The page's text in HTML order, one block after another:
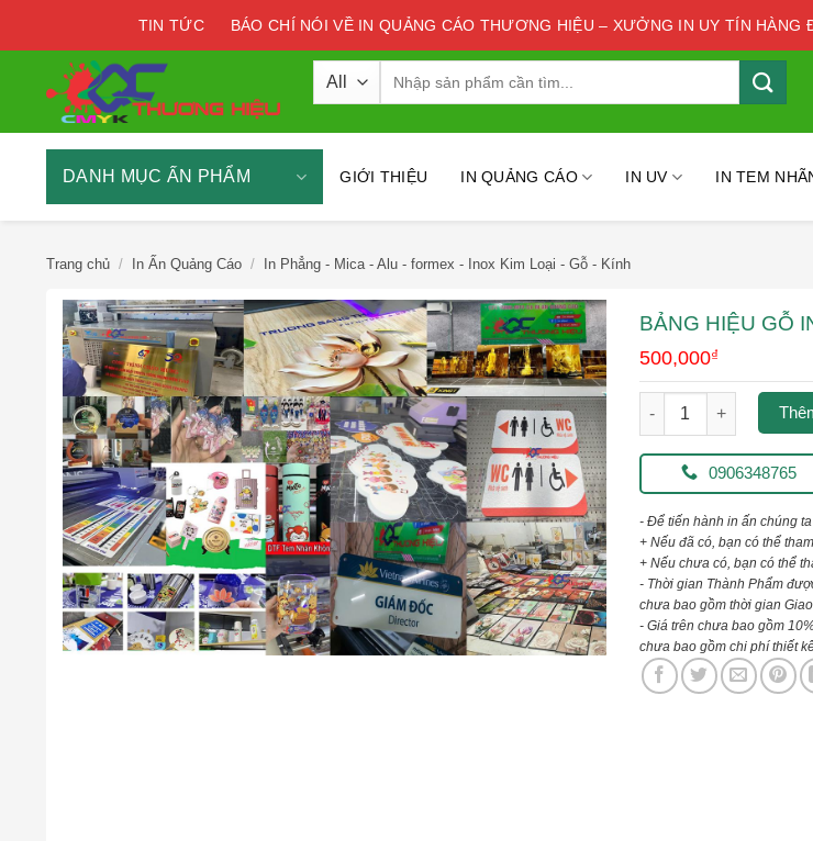
TIN TỨC BÁO CHÍ NÓI VỀ IN QUẢNG CÁO THƯƠNG HIỆU – XƯỞNG IN UY TÍN HÀNG
DANH MỤC ẤN PHẨM GIỚI THIỆU IN QUẢNG CÁO IN UV IN TEM
Trang chủ / In Ấn Quảng Cáo / In Phẳng - Mica - Alu - formex - Inox Kim Loại - Gỗ - Kính
BẢNG HIỆU GỖ
500,000₫
bảng hiệu gỗ in uv số
0906348765
- Để tiến hành in ấn chúng
+ Nếu đã có, bạn có thể
+ Nếu chưa có, bạn có thể
- Thời gian Thành Phẩm
chưa bao gồm thời gian Giao
- Giá trên chưa bao gồm 10%
chưa bao gồm chi phí thiết